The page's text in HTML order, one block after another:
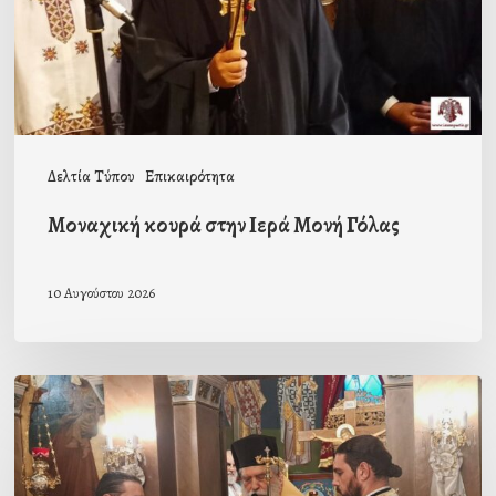
Δελτία Τύπου Επικαιρότητα
Γόλας
Μοναχική κουρά στην Ιερά Μονή Γόλας
10 Αυγούστου 2026
Ιερά
Παράκληση
στον